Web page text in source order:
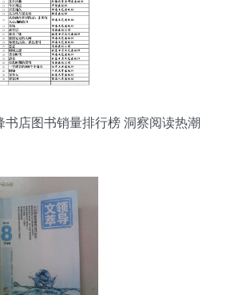
书店图书销量排行榜 洞察阅读热潮